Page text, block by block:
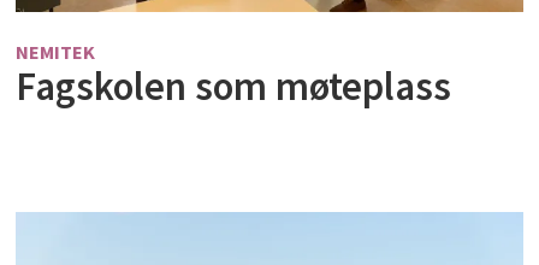
NEMITEK
Fagskolen som møteplass